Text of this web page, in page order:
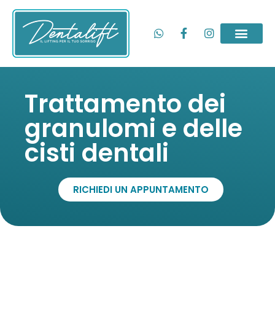
Trattamento dei
granulomi e delle
cisti dentali
RICHIEDI UN APPUNTAMENTO